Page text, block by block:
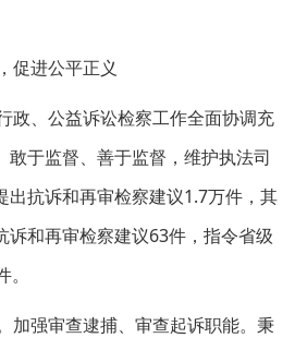
促进公平正义
政、公益诉讼检察工作全面协调充
敢于监督、善于监督，维护执法司
出抗诉和再审检察建议1.7万件，其
诉和再审检察建议63件，指令省级
加强审查逮捕、审查起诉职能。秉